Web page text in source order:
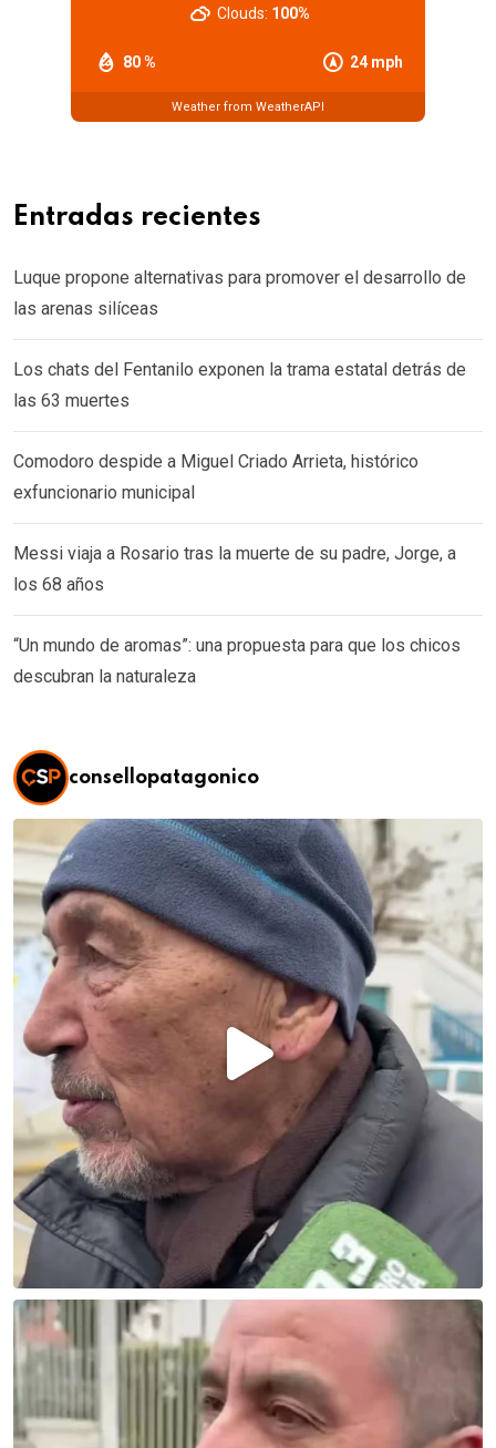
80 % 24 mph
Clouds: 100%
Weather from WeatherAPI
Entradas recientes
Luque propone alternativas para promover el desarrollo de
las arenas silíceas
Los chats del Fentanilo exponen la trama estatal detrás de
las 63 muertes
Comodoro despide a Miguel Criado Arrieta, histórico
exfuncionario municipal
Messi viaja a Rosario tras la muerte de su padre, Jorge, a
los 68 años
“Un mundo de aromas”: una propuesta para que los chicos
descubran la naturaleza
consellopatagonico